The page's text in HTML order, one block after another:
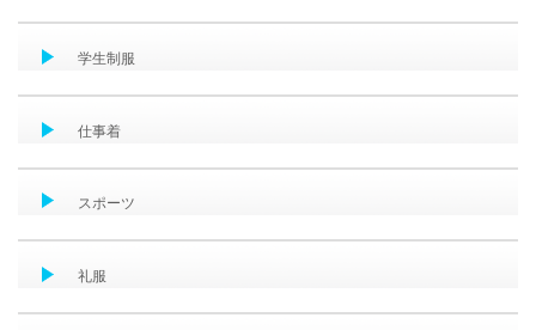
学生制服
仕事着
スポーツ
礼服